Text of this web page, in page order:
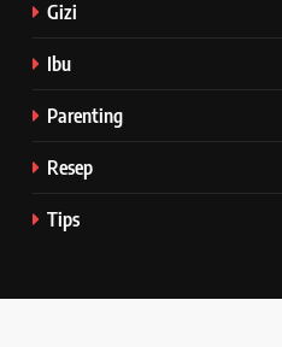
Gizi
Ibu
Parenting
Resep
Tips